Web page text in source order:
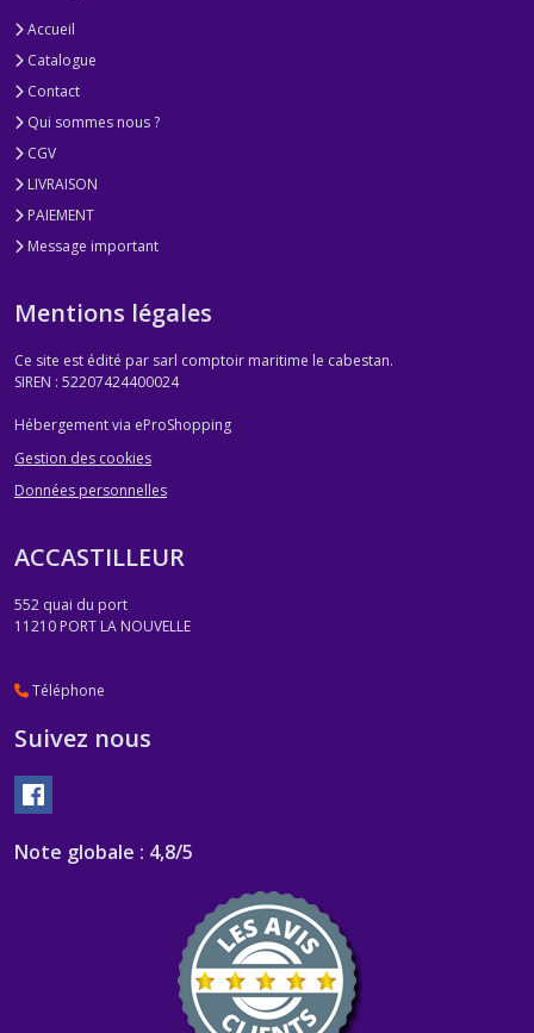
Accueil
Catalogue
Contact
Qui sommes nous ?
CGV
LIVRAISON
PAIEMENT
Message important
Mentions légales
Ce site est édité par sarl comptoir maritime le cabestan.
SIREN : 52207424400024
Hébergement via eProShopping
Gestion des cookies
Données personnelles
ACCASTILLEUR
552 quai du port
11210 PORT LA NOUVELLE
Téléphone
Suivez nous
Note globale : 4,8/5